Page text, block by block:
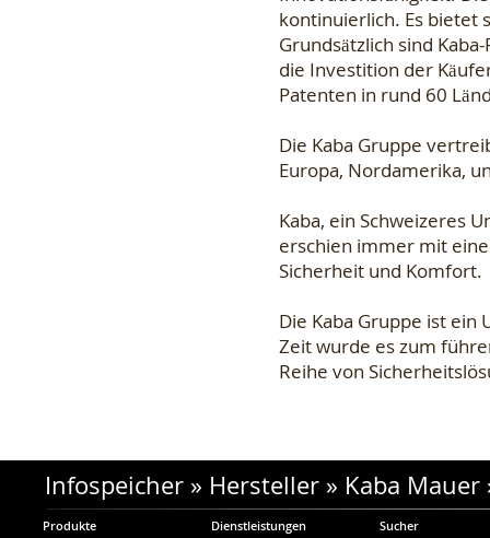
kontinuierlich. Es bietet
Grundsätzlich sind
die Investition der
Patenten in rund 60
Die Kaba Gruppe
Europa, Nordamerika,
Kaba, ein Schweizeres
erschien immer mit
Sicherheit und Komfort.
Die Kaba Gruppe ist
Zeit wurde es zum
Reihe von
Infospeicher» Hersteller» Kaba Mauer
Produkte
Dienstleistungen
Sucher